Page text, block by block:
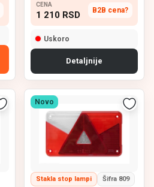
CENA
1 210 RSD B2B cena?
Uskoro
Detaljnije
Novo
Stakla stop lampi Šifra 809